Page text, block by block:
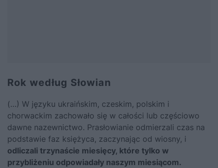
Rok według Słowian
(…) W języku ukraińskim, czeskim, polskim i
chorwackim zachowało się w całości lub częściowo
dawne nazewnictwo. Prasłowianie odmierzali czas na
podstawie faz księżyca, zaczynając od wiosny, i
odliczali trzynaście miesięcy, które tylko w
przybliżeniu odpowiadały naszym miesiącom.